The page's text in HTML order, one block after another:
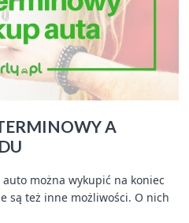
A
można wykupić na koniec
są też inne możliwości. O nich